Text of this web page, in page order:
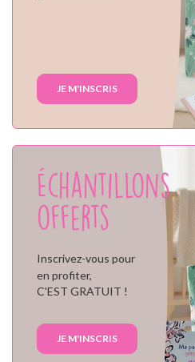
JE M'INSCRIS
Échantillons
offerts
Inscrivez-vous pour
en profiter,
C'EST GRATUIT !
JE M'INSCRIS